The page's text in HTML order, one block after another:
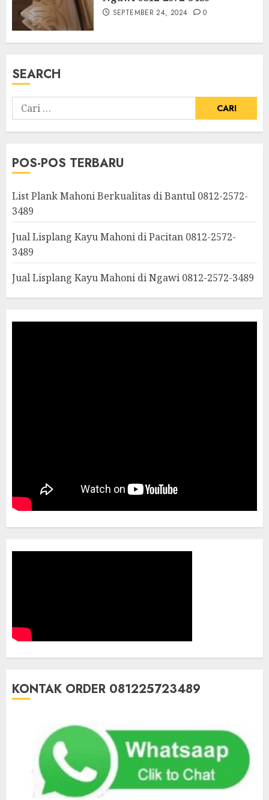
SEPTEMBER 24, 2024 0
SEARCH
POS-POS TERBARU
List Plank Mahoni Berkualitas di Bantul 0812-2572-
3489
Jual Lisplang Kayu Mahoni di Pacitan 0812-2572-
3489
Jual Lisplang Kayu Mahoni di Ngawi 0812-2572-3489
KONTAK ORDER 081225723489